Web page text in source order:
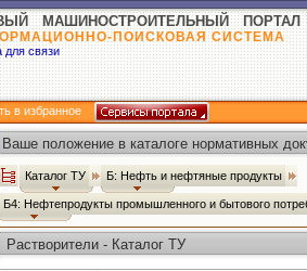
МАШИНОСТРОИТЕЛЬНЫЙ ПОРТАЛ
ПОИСКОВАЯ СИСТЕМА
связи
в избранное
Ваше положение в каталоге нормативных
Каталог ТУ Б: Нефть и нефтяные продукты
Б4: Нефтепродукты промышленного и бытового
Растворители - Каталог ТУ